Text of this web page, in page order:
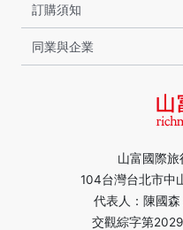
山富國際旅
104台灣台北市中
代表人：陳國
交觀綜字第
訂購須知
同業與企業